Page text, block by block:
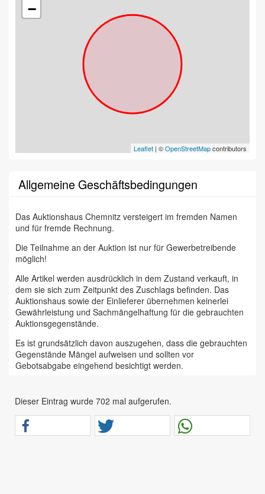
−
Leaflet | ©OpenStreetMapcontributors
Allgemeine Geschäftsbedingungen
Das Auktionshaus Chemnitz versteigert im fremden Namen
und für fremde Rechnung.
Die Teilnahme an der Auktion ist nur für Gewerbetreibende
möglich!
Alle Artikel werden ausdrücklich in dem Zustand verkauft, in
dem sie sich zum Zeitpunkt des Zuschlags befinden. Das
Auktionshaus sowie der Einlieferer übernehmen keinerlei
Gewährleistung und Sachmängelhaftung für die gebrauchten
Auktionsgegenstände.
Es ist grundsätzlich davon auszugehen, dass die gebrauchten
Gegenstände Mängel aufweisen und sollten vor
Gebotsabgabe eingehend besichtigt werden.
dass sämtliche zum Verkauf stehende Artikel ungeprüft sind.
Bei allen zum Verkauf stehenden Fahrzeugen und Maschinen
ist davon auszugehen, dass diese bereits einen nicht
unerheblichen Vorschaden erlitten haben.
Dieser Eintrag wurde 702 mal aufgerufen.